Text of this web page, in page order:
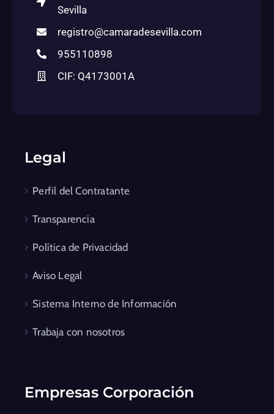
Sevilla
registro@camaradesevilla.com
955110898
CIF: Q4173001A
Legal
Perfil del Contratante
Transparencia
Política de Privacidad
Aviso Legal
Sistema Interno de Información
Trabaja con nosotros
Empresas Corporación